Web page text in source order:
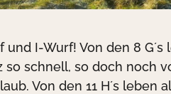
I-Wurf! Von den 8 G´s
schnell, so doch noch
Von den 11 H´s leben